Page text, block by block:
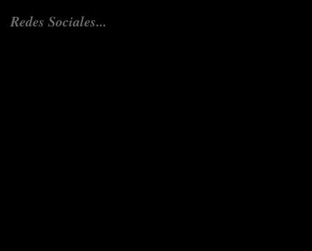
Redes Sociales...